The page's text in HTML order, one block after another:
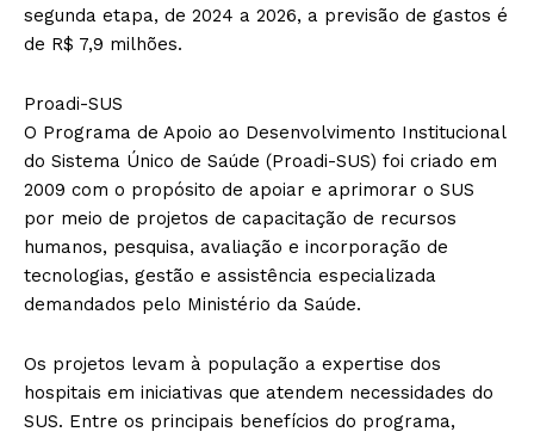
segunda etapa, de 2024 a 2026, a previsão de gastos é
de R$ 7,9 milhões.
Proadi-SUS
O Programa de Apoio ao Desenvolvimento Institucional
do Sistema Único de Saúde (Proadi-SUS) foi criado em
2009 com o propósito de apoiar e aprimorar o SUS
por meio de projetos de capacitação de recursos
humanos, pesquisa, avaliação e incorporação de
tecnologias, gestão e assistência especializada
demandados pelo Ministério da Saúde.
Os projetos levam à população a expertise dos
hospitais em iniciativas que atendem necessidades do
SUS. Entre os principais benefícios do programa,